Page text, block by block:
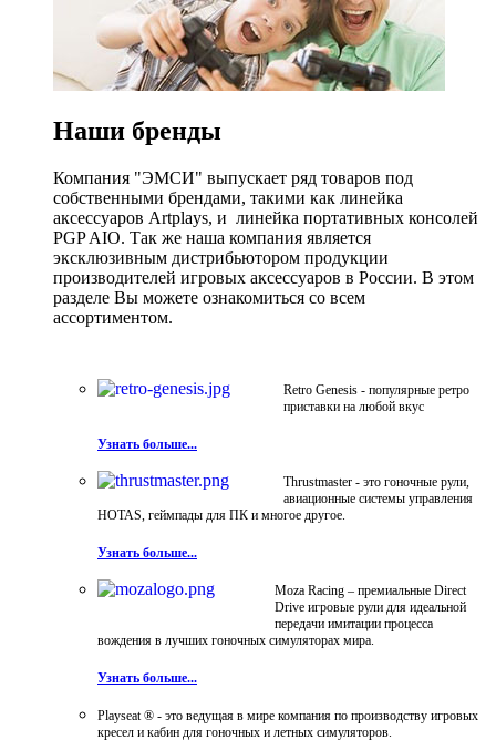
Наши бренды
Компания "ЭМСИ" выпускает ряд товаров под
собственными брендами, такими как линейка
аксессуаров Artplays, и линейка портативных консолей
PGP AIO. Так же наша компания является
эксклюзивным дистрибьютором продукции
производителей игровых аксессуаров в России. В этом
разделе Вы можете ознакомиться со всем
ассортиментом.
Retro Genesis - популярные ретро
приставки на любой вкус
Узнать больше...
Thrustmaster - это гоночные рули,
авиационные системы управления
HOTAS, геймпады для ПК и многое другое.
Узнать больше...
Moza Racing – премиальные Direct
Drive игровые рули для идеальной
передачи имитации процесса
вождения в лучших гоночных симуляторах мира.
Узнать больше...
Playseat ® - это ведущая в мире компания по производству игровых
кресел и кабин для гоночных и летных симуляторов.